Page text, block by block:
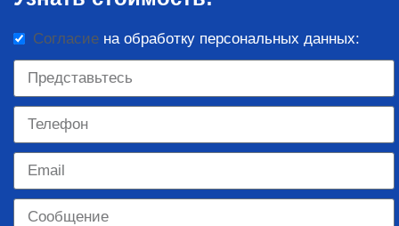
Согласие на обработку персональных данных: